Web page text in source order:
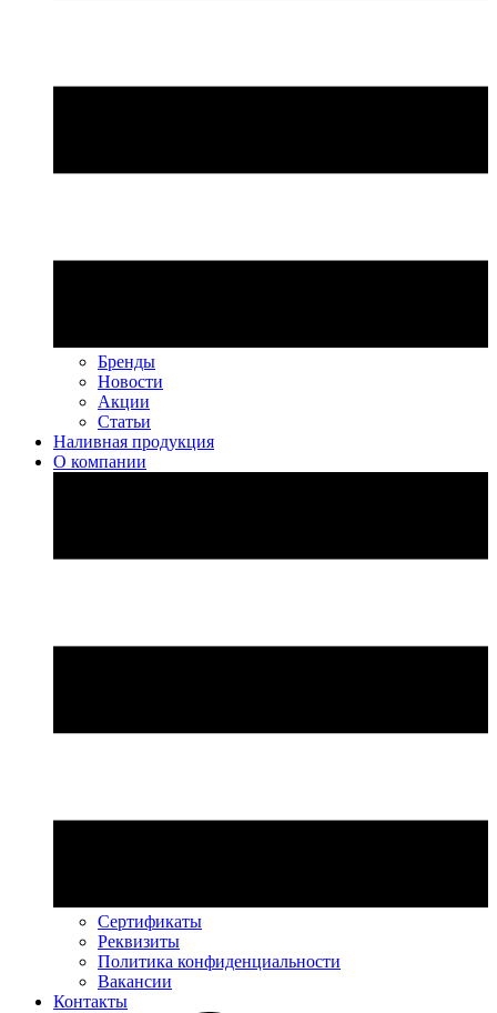
Бренды
Новости
Акции
Статьи
Наливная продукция
О компании
Сертификаты
Реквизиты
Политика конфиденциальности
Вакансии
Контакты